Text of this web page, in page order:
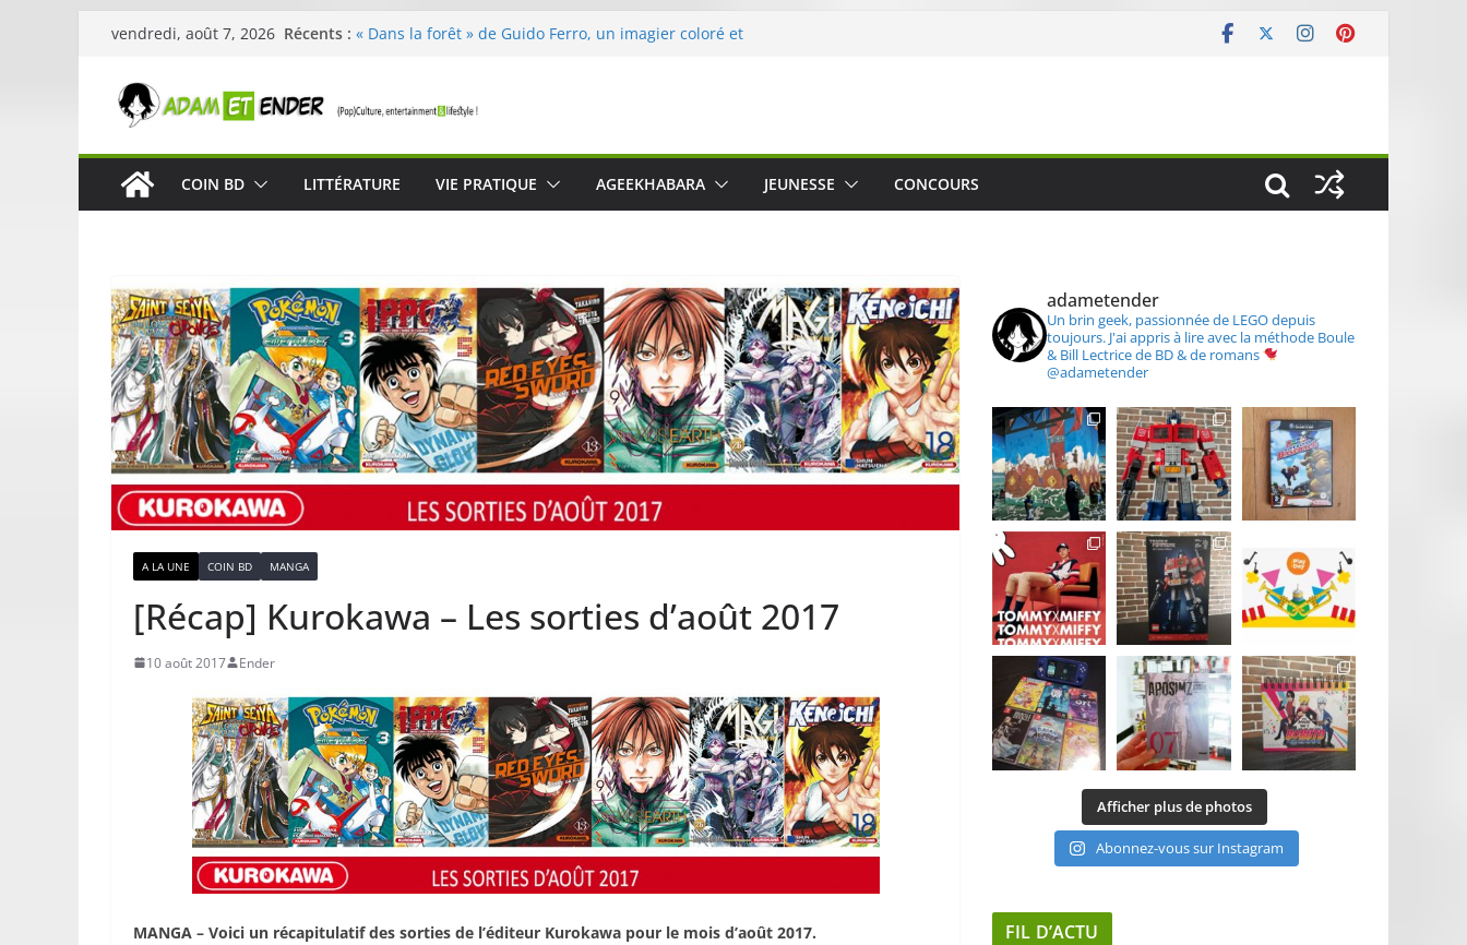
Passer
contenu
vendredi, août 7, 2026 Récents : « Dans la forêt » de Guido Ferro, un imagier coloré et
Célestin en concert : une expérience intime et engagée à
« In The Beginning was The Water », le film concert
néoclassique de Nico Cartosio sur Prime Video le 6 octobre
Skullcandy dévoile le Crusher 540 Active : un casque audio
COIN BD LITTÉRATURE VIE PRATIQUE AGEEKHABARA JEUNESSE CONCOURS
A LA UNE COIN BD MANGA
[Récap] Kurokawa – Les sorties d’août 2017
10 août 2017 Ender
MANGA – Voici un récapitulatif des sorties de l’éditeur Kurokawa pour le mois d’août 2017.
adametender
Un brin geek, passionnée de LEGO depuis
toujours. J'ai appris à lire avec la méthode Boule
& Bill Lectrice de BD & de romans
@adametender
Afficher plus de photos
Abonnez-vous sur Instagram
FIL D’ACTU